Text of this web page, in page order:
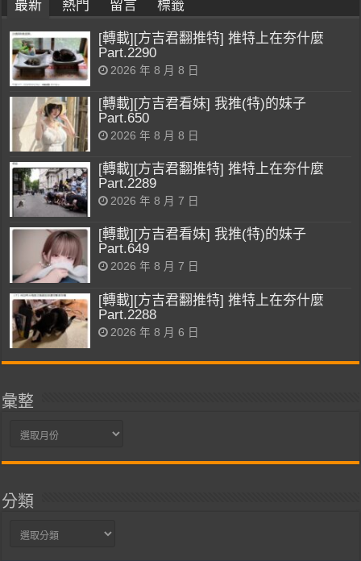
最新 熱門 留言 標籤
[轉載][方吉君翻推特] 推特上在夯什麼
Part.2290
2026 年 8 月 8 日
[轉載][方吉君看妹] 我推(特)的妹子
Part.650
2026 年 8 月 8 日
[轉載][方吉君翻推特] 推特上在夯什麼
Part.2289
2026 年 8 月 7 日
[轉載][方吉君看妹] 我推(特)的妹子
Part.649
2026 年 8 月 7 日
[轉載][方吉君翻推特] 推特上在夯什麼
Part.2288
2026 年 8 月 6 日
彙整
彙
分類
分